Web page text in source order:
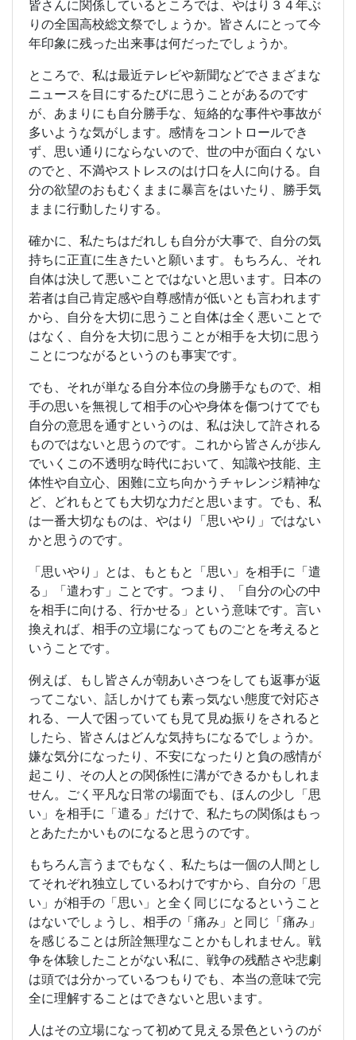
皆さんに関係しているところでは、やはり３４年ぶ
りの全国高校総文祭でしょうか。皆さんにとって今
年印象に残った出来事は何だったでしょうか。
ところで、私は最近テレビや新聞などでさまざまな
ニュースを目にするたびに思うことがあるのです
が、あまりにも自分勝手な、短絡的な事件や事故が
多いような気がします。感情をコントロールでき
ず、思い通りにならないので、世の中が面白くない
のでと、不満やストレスのはけ口を人に向ける。自
分の欲望のおもむくままに暴言をはいたり、勝手気
ままに行動したりする。
確かに、私たちはだれしも自分が大事で、自分の気
持ちに正直に生きたいと願います。もちろん、それ
自体は決して悪いことではないと思います。日本の
若者は自己肯定感や自尊感情が低いとも言われます
から、自分を大切に思うこと自体は全く悪いことで
はなく、自分を大切に思うことが相手を大切に思う
ことにつながるというのも事実です。
でも、それが単なる自分本位の身勝手なもので、相
手の思いを無視して相手の心や身体を傷つけてでも
自分の意思を通すというのは、私は決して許される
ものではないと思うのです。これから皆さんが歩ん
でいくこの不透明な時代において、知識や技能、主
体性や自立心、困難に立ち向かうチャレンジ精神な
ど、どれもとても大切な力だと思います。でも、私
は一番大切なものは、やはり「思いやり」ではない
かと思うのです。
「思いやり」とは、もともと「思い」を相手に「遣
る」「遣わす」ことです。つまり、「自分の心の中
を相手に向ける、行かせる」という意味です。言い
換えれば、相手の立場になってものごとを考えると
いうことです。
例えば、もし皆さんが朝あいさつをしても返事が返
ってこない、話しかけても素っ気ない態度で対応さ
れる、一人で困っていても見て見ぬ振りをされると
したら、皆さんはどんな気持ちになるでしょうか。
嫌な気分になったり、不安になったりと負の感情が
起こり、その人との関係性に溝ができるかもしれま
せん。ごく平凡な日常の場面でも、ほんの少し「思
い」を相手に「遣る」だけで、私たちの関係はもっ
とあたたかいものになると思うのです。
もちろん言うまでもなく、私たちは一個の人間とし
てそれぞれ独立しているわけですから、自分の「思
い」が相手の「思い」と全く同じになるということ
はないでしょうし、相手の「痛み」と同じ「痛み」
を感じることは所詮無理なことかもしれません。戦
争を体験したことがない私に、戦争の残酷さや悲劇
は頭では分かっているつもりでも、本当の意味で完
全に理解することはできないと思います。
人はその立場になって初めて見える景色というのが